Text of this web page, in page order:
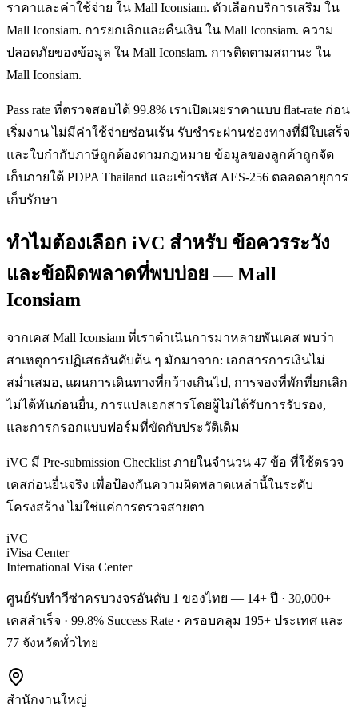
ราคาและค่าใช้จ่าย ใน Mall Iconsiam. ตัวเลือกบริการเสริม ใน
Mall Iconsiam. การยกเลิกและคืนเงิน ใน Mall Iconsiam. ความ
ปลอดภัยของข้อมูล ใน Mall Iconsiam. การติดตามสถานะ ใน
Mall Iconsiam.
Pass rate ที่ตรวจสอบได้ 99.8% เราเปิดเผยราคาแบบ flat-rate ก่อน
เริ่มงาน ไม่มีค่าใช้จ่ายซ่อนเร้น รับชำระผ่านช่องทางที่มีใบเสร็จ
และใบกำกับภาษีถูกต้องตามกฎหมาย ข้อมูลของลูกค้าถูกจัด
เก็บภายใต้ PDPA Thailand และเข้ารหัส AES-256 ตลอดอายุการ
เก็บรักษา
ทำไมต้องเลือก iVC สำหรับ ข้อควรระวัง
และข้อผิดพลาดที่พบบ่อย — Mall
Iconsiam
จากเคส Mall Iconsiam ที่เราดำเนินการมาหลายพันเคส พบว่า
สาเหตุการปฏิเสธอันดับต้น ๆ มักมาจาก: เอกสารการเงินไม่
สม่ำเสมอ, แผนการเดินทางที่กว้างเกินไป, การจองที่พักที่ยกเลิก
ไม่ได้ทันก่อนยื่น, การแปลเอกสารโดยผู้ไม่ได้รับการรับรอง,
และการกรอกแบบฟอร์มที่ขัดกับประวัติเดิม
iVC มี Pre-submission Checklist ภายในจำนวน 47 ข้อ ที่ใช้ตรวจ
เคสก่อนยื่นจริง เพื่อป้องกันความผิดพลาดเหล่านี้ในระดับ
โครงสร้าง ไม่ใช่แค่การตรวจสายตา
iVC
iVisa Center
International Visa Center
ศูนย์รับทำวีซ่าครบวงจรอันดับ 1 ของไทย — 14+ ปี · 30,000+
เคสสำเร็จ · 99.8% Success Rate · ครอบคลุม 195+ ประเทศ และ
77 จังหวัดทั่วไทย
สำนักงานใหญ่